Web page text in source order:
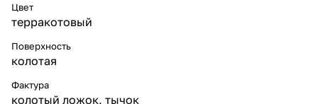
Цвет
терракотовый
Поверхность
колотая
Фактура
колотый ложок, тычок